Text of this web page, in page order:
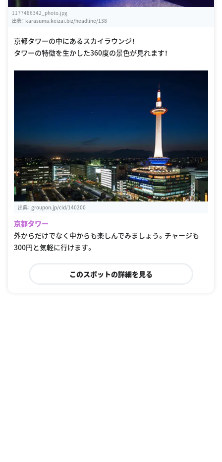
1177486342_photo.jpg
出典： karasuma.keizai.biz/headline/138
京都タワーの中にあるスカイラウンジ！
タワーの特徴を生かした360度の景色が見れます！
出典： groupon.jp/cid/140200
京都タワー
外からだけでなく中からも楽しんでみましょう。チャージも
300円と気軽に行けます。
このスポットの詳細を見る